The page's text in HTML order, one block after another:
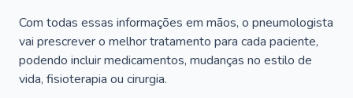
Com todas essas informações em mãos, o pneumologista
vai prescrever o melhor tratamento para cada paciente,
podendo incluir medicamentos, mudanças no estilo de
vida, fisioterapia ou cirurgia.